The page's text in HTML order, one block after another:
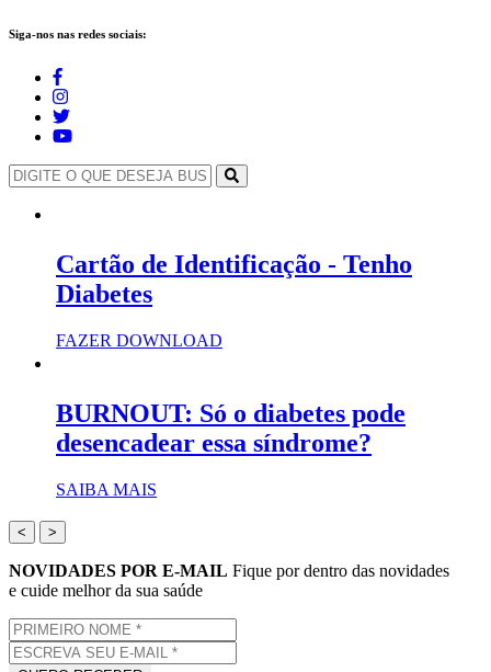
Siga-nos nas redes sociais:
Cartão de Identificação - Tenho
Diabetes
FAZER DOWNLOAD
BURNOUT: Só o diabetes pode
desencadear essa síndrome?
SAIBA MAIS
< >
NOVIDADES POR E-MAIL Fique por dentro das novidades
e cuide melhor da sua saúde